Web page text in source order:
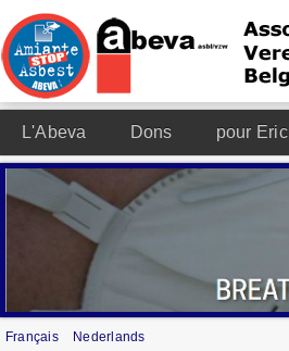
L'Abeva Dons pour Eric
Français Nederlands